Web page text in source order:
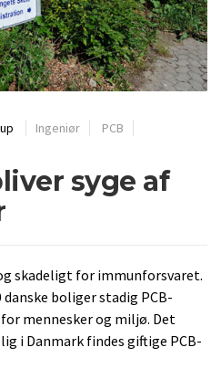
Ingeniør
PCB
syge af
skadeligt for immunforsvaret.
boliger stadig PCB-
mennesker og miljø. Det
i Danmark findes giftige PCB-